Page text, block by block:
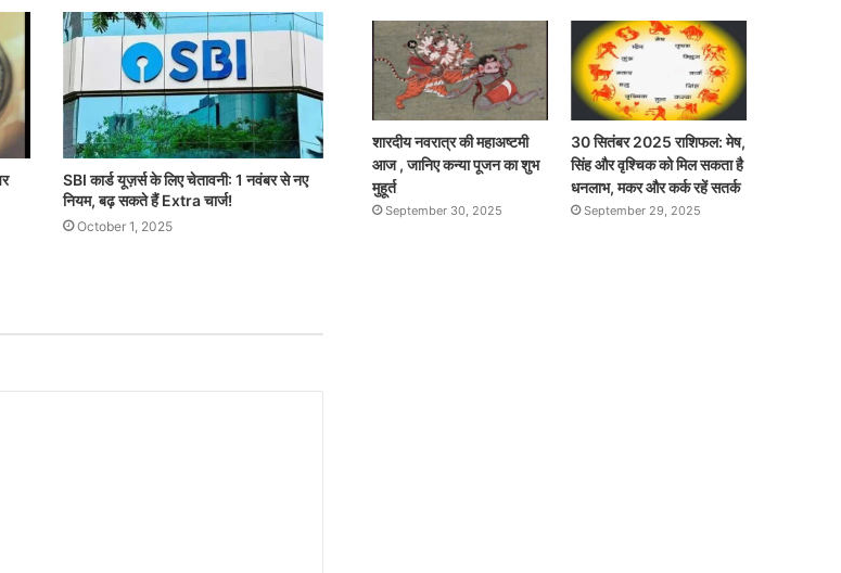
SBI कार्ड यूज़र्स के लिए चेतावनी: 1 नवंबर से नए
नियम, बढ़ सकते हैं Extra चार्ज!
October 1, 2025
शारदीय नवरात्र की महाअष्टमी
आज , जानिए कन्या पूजन का शुभ
मुहूर्त
September 30, 2025
30 सितंबर 2025 राशिफल: मेष,
सिंह और वृश्चिक को मिल सकता है
धनलाभ, मकर और कर्क रहें सतर्क
September 29, 2025